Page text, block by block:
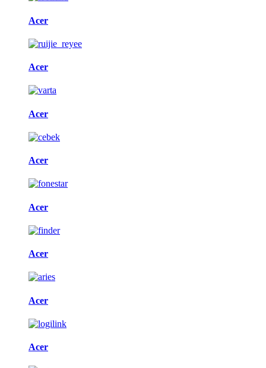
Acer
Acer
Acer
Acer
Acer
Acer
Acer
Acer